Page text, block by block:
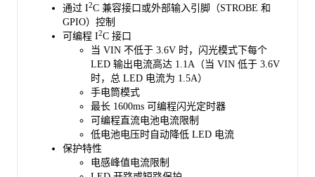
通过 I2C 兼容接口或外部输入引脚（STROBE 和
GPIO）控制
可编程 I2C 接口
当 VIN 不低于 3.6V 时，闪光模式下每个
LED 输出电流高达 1.1A（当 VIN 低于 3.6V
时，总 LED 电流为 1.5A）
手电筒模式
最长 1600ms 可编程闪光定时器
可编程直流电池电流限制
低电池电压时自动降低 LED 电流
保护特性
电感峰值电流限制